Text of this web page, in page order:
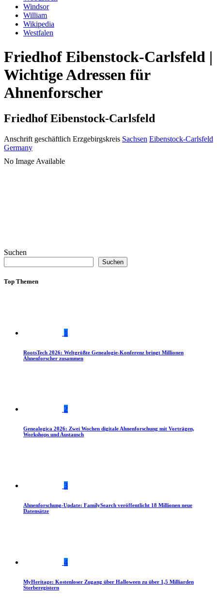
Windsor
William
Wikipedia
Westfalen
Friedhof Eibenstock-Carlsfeld |
Wichtige Adressen für
Ahnenforscher
Friedhof Eibenstock-Carlsfeld
Anschrift geschäftlich Erzgebirgskreis Sachsen Eibenstock-Carlsfeld
Germany
No Image Available
Suchen
Suchen
Top Themen
1
RootsTech 2026: Weltgrößte Genealogie-Konferenz bringt Millionen
Ahnenforscher zusammen
2
Genealogica 2026: Zwei Wochen digitale Ahnenforschung mit Vorträgen,
Workshops und Austausch
3
Ahnenforschung-Update: FamilySearch veröffentlicht 18 Millionen neue
Datensätze
4
MyHeritage: Kostenloser Zugang über Halloween zu über 1,5 Milliarden
Sterberegistern